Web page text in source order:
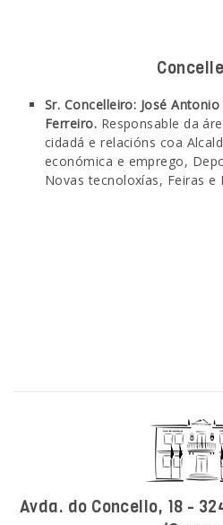
Sr. Concelleiro: José
Ferreiro. Responsable da
cidadá e relacións coa
económica e emprego,
Novas tecnoloxías, Feiras e
Avda. do Concello, 18 -